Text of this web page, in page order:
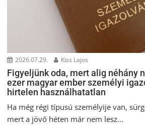
2026.07.29. Kiss Lajos
Figyeljünk oda, mert alig néhány
ezer magyar ember személyi
hirtelen használhatatlan
Ha még régi típusú személyije van,
mert a jövő héten már nem lesz...